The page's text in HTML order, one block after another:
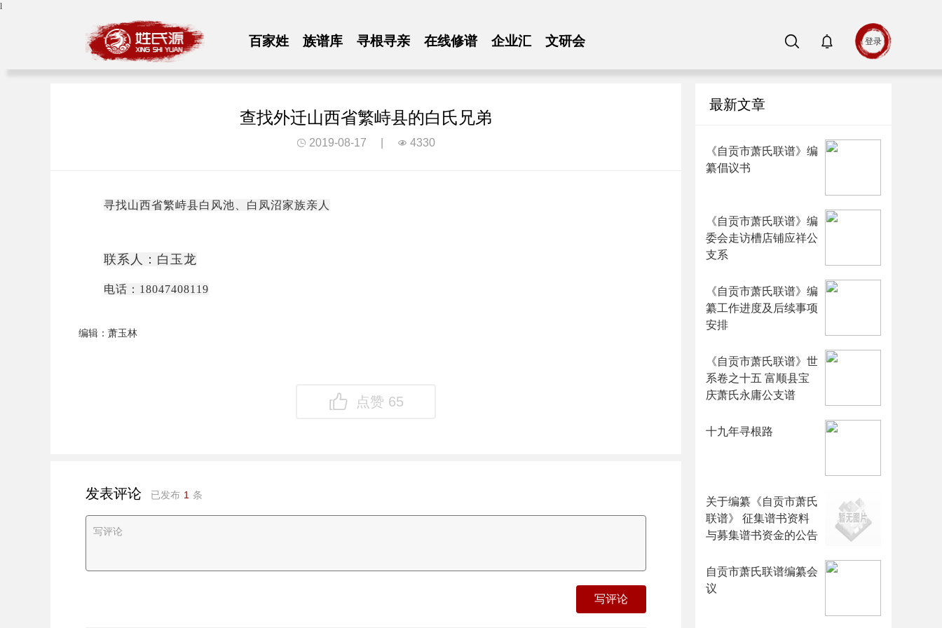
l
百家姓 族谱库 寻根寻亲 在线修谱 企业汇 文研会 登录
查找外迁山西省繁峙县的白氏兄弟
 2019-08-17  4330
寻找山西省繁峙县白风池、白凤沼家族亲人
联系人： 白玉龙
电话：18047408119
编辑：萧玉林
 点赞 65
发表评论 已发布 1 条
写评论
最新文章
《自贡市萧氏联谱》编
纂倡议书
《自贡市萧氏联谱》编
委会走访槽店铺应祥公
支系
《自贡市萧氏联谱》编
纂工作进度及后续事项
安排
《自贡市萧氏联谱》世
系卷之十五 富顺县宝
庆萧氏永庸公支谱
十九年寻根路
关于编纂《自贡市萧氏
联谱》 征集谱书资料
与募集谱书资金的公告
自贡市萧氏联谱编纂会
议